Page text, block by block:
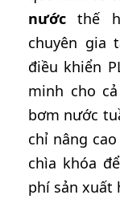
nước thế
chuyên gia
điều khiển
minh cho
bơm nước
chỉ nâng
chìa khóa
phí sản xuất